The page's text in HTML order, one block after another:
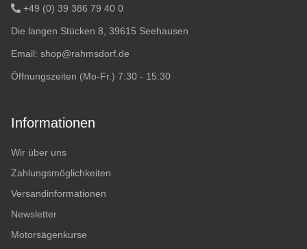
+49 (0) 39 386 79 40 0
Die langen Stücken 8, 39615 Seehausen
Email: shop@rahmsdorf.de
Öffnungszeiten (Mo-Fr.) 7:30 - 15:30
Informationen
Wir über uns
Zahlungsmöglichkeiten
Versandinformationen
Newsletter
Motorsägenkurse